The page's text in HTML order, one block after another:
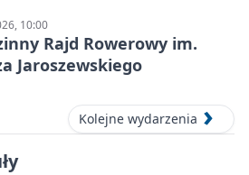
10:00
Rajd Rowerowy im.
Jaroszewskiego
Kolejne wydarzenia